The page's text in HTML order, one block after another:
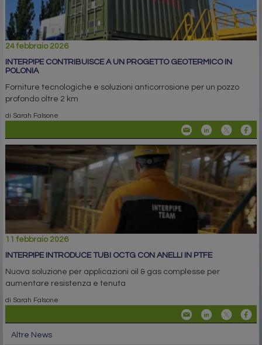
24 febbraio 2026
INTERPIPE CONTRIBUISCE A UN PROGETTO GEOTERMICO IN
POLONIA
Forniture tecnologiche e soluzioni anticorrosione per un pozzo
profondo oltre 2 km
di Sarah Falsone
11 febbraio 2026
INTERPIPE INTRODUCE TUBI OCTG CON ANELLI IN PTFE
Nuova soluzione per applicazioni oil & gas complesse per
aumentare resistenza e tenuta
di Sarah Falsone
Altre News